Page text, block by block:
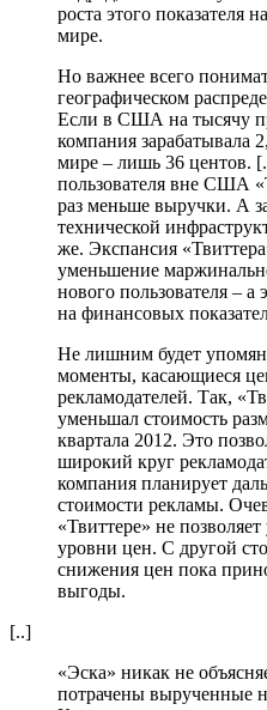
роста этого показателя
мире.
Но важнее всего
географическом
Если в США на тысячу
компания зарабатывала
мире – лишь 36 центов.
пользователя вне США
раз меньше выручки. А
технической
же. Экспансия
уменьшение
нового пользователя – а
на финансовых
Не лишним будет
моменты, касающиеся
рекламодателей. Так,
уменьшал стоимость
квартала 2012. Это
широкий круг
компания планирует
стоимости рекламы.
«Твиттере» не
уровни цен. С другой
снижения цен пока
выгоды.
[..]
«Эска» никак не
потрачены вырученные